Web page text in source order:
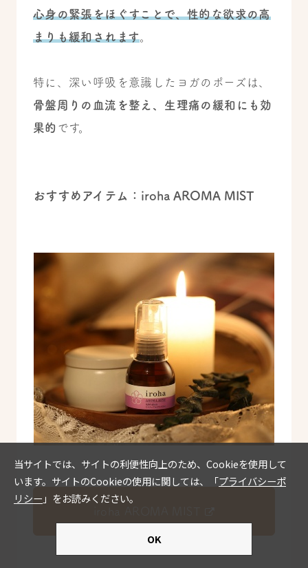
心身の緊張をほぐすことで、性的な欲求の高
まりも緩和されます。
特に、深い呼吸を意識したヨガのポーズは、
骨盤周りの血流を整え、生理痛の緩和にも効
果的 です。
おすすめアイテム：iroha AROMA MIST